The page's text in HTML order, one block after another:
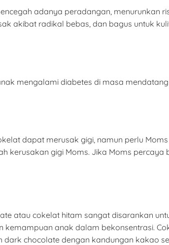
adanya peradangan, menurunkan
akibat radikal bebas, dan bagus untuk
mengalami diabetes di masa
dapat merusak gigi, namun perlu
kerusakan gigi Moms. Jika Moms
atau cokelat hitam sangat disarankan
anak dalam bekonsentrasi.
chocolate dengan kandungan kakao